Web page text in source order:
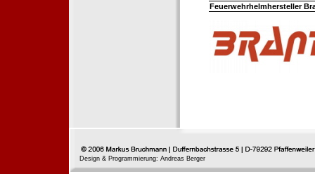
Feuerwehrhelmhersteller
Design & Programmierung: Andreas Berger